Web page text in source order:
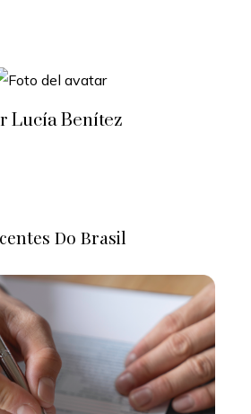
Lucía Benítez
Do Brasil